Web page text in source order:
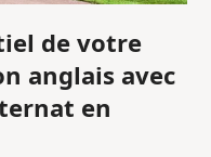
de votre
anglais avec
en